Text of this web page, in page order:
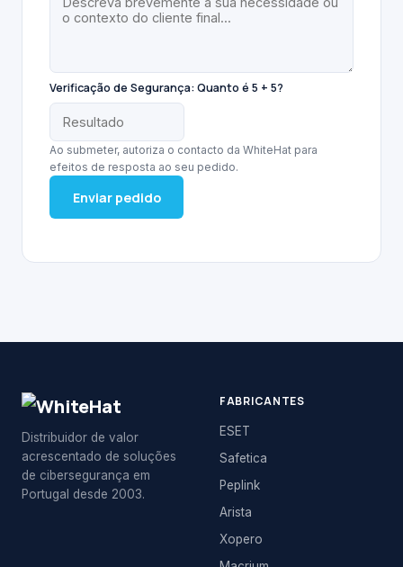
Verificação de Segurança:Quanto é 5 + 5?
Ao submeter, autoriza o contacto da WhiteHat para
efeitos de resposta ao seu pedido.
Enviar pedido
Distribuidor de valor
acrescentado de soluções
de cibersegurança em
Portugal desde 2003.
FABRICANTES
ESET
Safetica
Peplink
Arista
Xopero